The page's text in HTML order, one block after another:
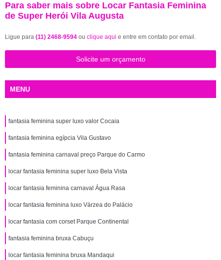
Para saber mais sobre Locar Fantasia Feminina
de Super Herói Vila Augusta
Ligue para (11) 2468-9594 ou clique aqui e entre em contato por email.
Solicite um orçamento
MENU
fantasia feminina super luxo valor Cocaia
fantasia feminina egípcia Vila Gustavo
fantasia feminina carnaval preço Parque do Carmo
locar fantasia feminina super luxo Bela Vista
locar fantasia feminina carnaval Água Rasa
locar fantasia feminina luxo Várzea do Palácio
locar fantasia com corset Parque Continental
fantasia feminina bruxa Cabuçu
locar fantasia feminina bruxa Mandaqui